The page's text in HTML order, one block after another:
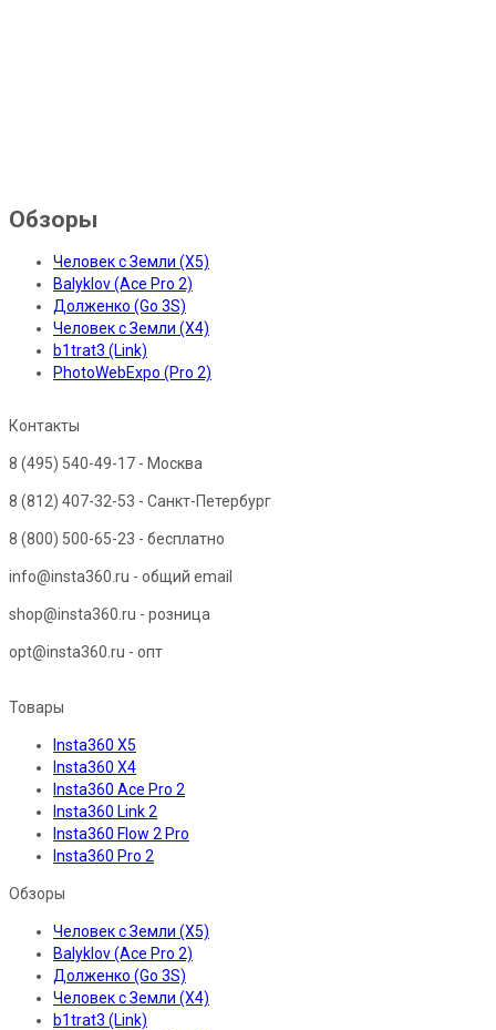
Обзоры
Человек с Земли (X5)
Balyklov (Ace Pro 2)
Долженко (Go 3S)
Человек с Земли (X4)
b1trat3 (Link)
PhotoWebExpo (Pro 2)
Контакты
8 (495) 540-49-17 - Москва
8 (812) 407-32-53 - Санкт-Петербург
8 (800) 500-65-23 - бесплатно
info@insta360.ru - общий email
shop@insta360.ru - розница
opt@insta360.ru - опт
Товары
Insta360 X5
Insta360 X4
Insta360 Ace Pro 2
Insta360 Link 2
Insta360 Flow 2 Pro
Insta360 Pro 2
Обзоры
Человек с Земли (X5)
Balyklov (Ace Pro 2)
Долженко (Go 3S)
Человек с Земли (X4)
b1trat3 (Link)